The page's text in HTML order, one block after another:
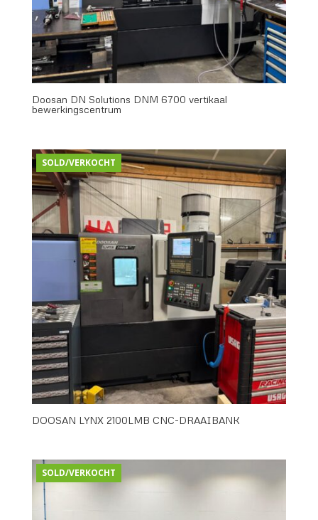
Doosan DN Solutions DNM 6700 vertikaal
bewerkingscentrum
SOLD/VERKOCHT
DOOSAN LYNX 2100LMB CNC-DRAAIBANK
SOLD/VERKOCHT